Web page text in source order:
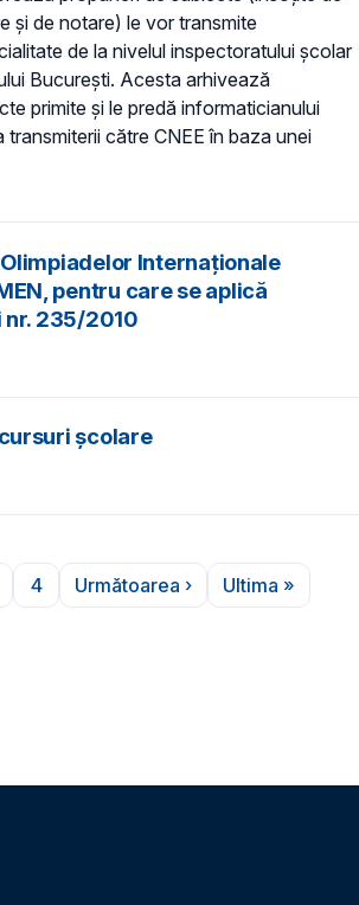
și de notare) le vor transmite
de la nivelul inspectoratului școlar
București. Acesta arhivează
primite și le predă informaticianului
către CNEE în baza unei
Internaționale
pentru care se aplică
235/2010
școlare
Pagina
4
Pagina următoare
Următoarea ›
Ultima
Ultima »